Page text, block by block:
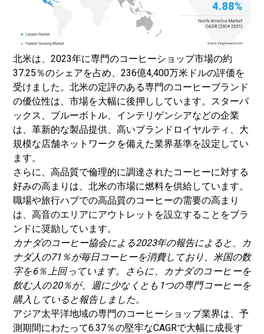
北米は、2023年に専門のコーヒーショップ市場の約
37.25％のシェアを占め、236億4,400万米ドルの評価を
受けました。北米の定評のある専門のコーヒーブランド
の優位性は、市場を大幅に後押ししています。スターバ
ックス、ブルーボトル、インテリゲンシアなどの企業
は、革新的な製品提供、高いブランドロイヤルティ、大
規模な店舗ネットワークを備えた業界基準を設定してい
ます。
さらに、高品質で倫理的に調達されたコーヒーに対する
好みの高まりは、北米の市場に燃料を供給しています。
職場や旅行ハブでの高品質のコーヒーの需要の高まり
は、高音のエリアにアウトレットを設立することをブラ
ンドに奨励しています。
カナダのコーヒー協会による2023年の報告によると、カ
ナダ人の71％が毎日コーヒーを消費しており、米国の数
字を6％上回っています。さらに、カナダのコーヒーを
飲む人の20％が、週に少なくとも1つの専門コーヒーを
購入していると報告しました。
アジア太平洋地域の専門のコーヒーショップ業界は、予
測期間にわたって6.37％の堅牢なCAGRで大幅に成長す